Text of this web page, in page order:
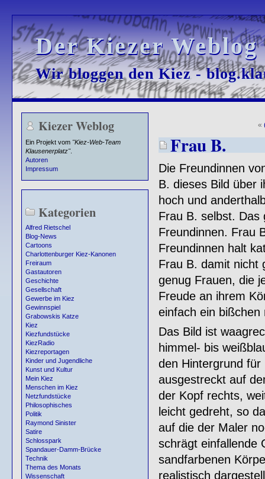
Der Kiezer
Der Kiezer
Wir bloggen den Kiez -
Wir bloggen den Kiez -
Kiezer Weblog
Ein Projekt vom "Kiez-Web-Team
Klausenerplatz".
Autoren
Impressum
Kategorien
Alfred Rietschel
Blog-News
Cartoons
Charlottenburger Kiez-Kanonen
Freiraum
Gastautoren
Geschichte
Gesellschaft
Gewerbe im Kiez
Gewinnspiel
Grabowskis Katze
Kiez
Kiezfundstücke
KiezRadio
Kiezreportagen
Kinder und Jugendliche
Kunst und Kultur
Mein Kiez
Menschen im Kiez
Netzfundstücke
Philosophisches
Politik
Raymond Sinister
Satire
Schlosspark
Spandauer-Damm-Brücke
Technik
Thema des Monats
Wissenschaft
«
Frau B.
Die Freundinnen
B. dieses Bild über
hoch und
Frau B. selbst. Das
Freundinnen. Frau
Freundinnen halt
Frau B. damit nicht
genug Frauen, die
Freude an ihrem
einfach ein bißchen
Das Bild ist
himmel- bis
den Hintergrund
ausgestreckt auf
der Kopf rechts,
leicht gedreht, so
auf die der Maler
schrägt einfallende
sandfarbenen
realistisch